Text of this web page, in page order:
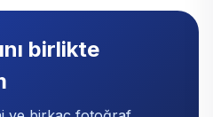
birlikte